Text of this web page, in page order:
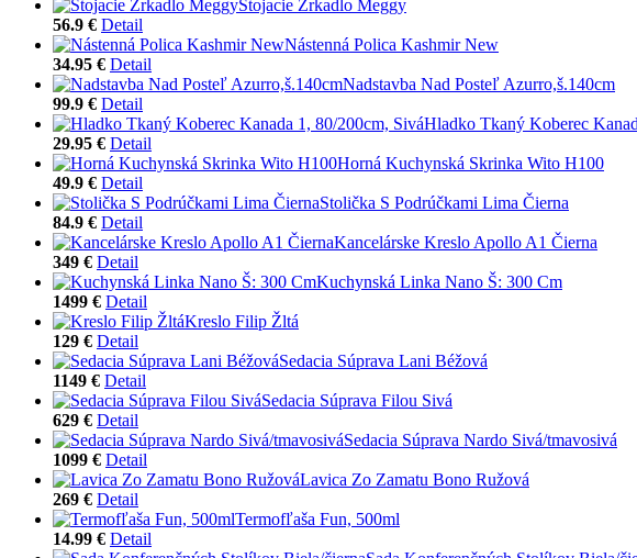
Stojacie Zrkadlo Meggy
56.9 € Detail
Nástenná Polica Kashmir New
34.95 € Detail
Nadstavba Nad Posteľ Azurro,š.140cm
99.9 € Detail
Hladko Tkaný Koberec
29.95 € Detail
Horná Kuchynská Skrinka Wito H100
49.9 € Detail
Stolička S Podrúčkami Lima Čierna
84.9 € Detail
Kancelárske Kreslo Apollo A1 Čierna
349 € Detail
Kuchynská Linka Nano Š: 300 Cm
1499 € Detail
Kreslo Filip Žltá
129 € Detail
Sedacia Súprava Lani Béžová
1149 € Detail
Sedacia Súprava Filou Sivá
629 € Detail
Sedacia Súprava Nardo Sivá/tmavosivá
1099 € Detail
Lavica Zo Zamatu Bono Ružová
269 € Detail
Termofľaša Fun, 500ml
14.99 € Detail